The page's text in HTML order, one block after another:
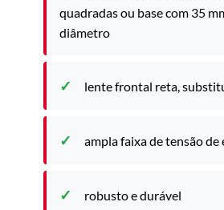
quadradas ou base com 35
diâmetro
lente frontal reta,
ampla faixa de tensão de
robusto e durável